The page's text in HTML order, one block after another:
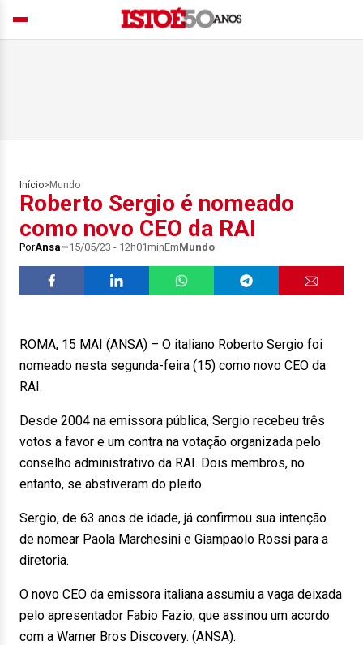
Início> Mundo
Roberto Sergio é nomeado
como novo CEO da RAI
PorAnsa 15/05/23 - 12h01minEmMundo
ROMA, 15 MAI (ANSA) – O italiano Roberto Sergio foi
nomeado nesta segunda-feira (15) como novo CEO da
RAI.
Desde 2004 na emissora pública, Sergio recebeu três
votos a favor e um contra na votação organizada pelo
conselho administrativo da RAI. Dois membros, no
entanto, se abstiveram do pleito.
Sergio, de 63 anos de idade, já confirmou sua intenção
de nomear Paola Marchesini e Giampaolo Rossi para a
diretoria.
O novo CEO da emissora italiana assumiu a vaga deixada
pelo apresentador Fabio Fazio, que assinou um acordo
com a Warner Bros Discovery. (ANSA).